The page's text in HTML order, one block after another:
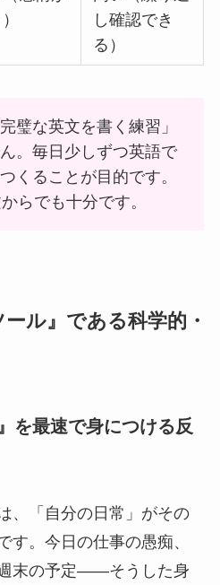
し確認でき
る）
璧な英文を書く練習」
。毎日少しずつ英語で
くることが目的です。
らでも十分です。
ル』である科学的・
を最速で身につける反
、「自分の日常」がその
す。今日の仕事の愚痴、
末の予定――そうした身